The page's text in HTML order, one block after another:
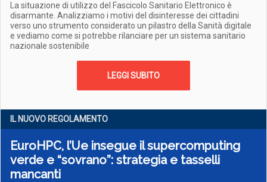
La situazione di utilizzo del Fascicolo Sanitario Elettronico è
disarmante. Analizziamo i motivi del disinteresse dei cittadini
verso uno strumento considerato un pilastro della Sanità digitale
e vediamo come si potrebbe rilanciare per un sistema sanitario
nazionale sostenibile
LEGGI SUBITO
IL NUOVO REGOLAMENTO
EuroHPC, l’Ue insegue il supercomputing
verde e “sovrano”: strategia e tasselli
mancanti